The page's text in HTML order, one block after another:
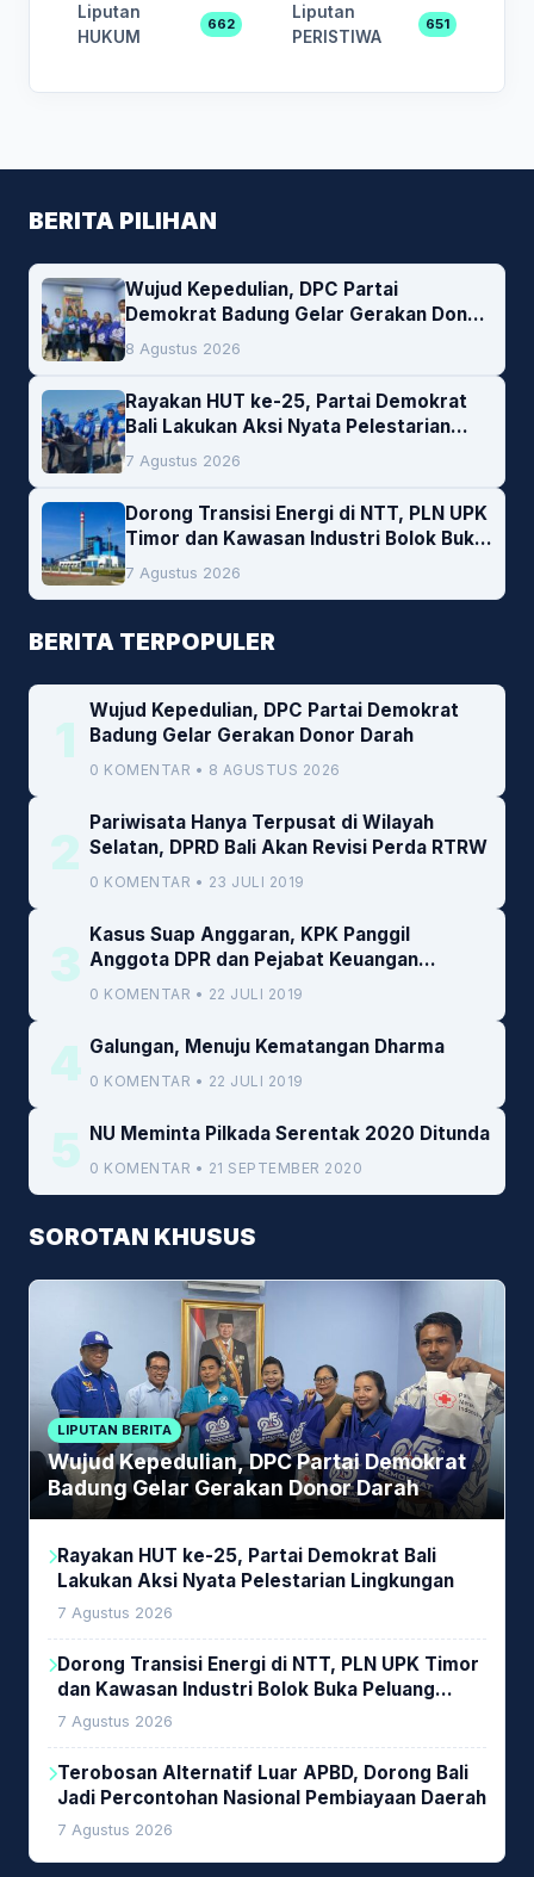
Liputan
HUKUM
662
Liputan
PERISTIWA
651
BERITA PILIHAN
Wujud Kepedulian, DPC Partai
Demokrat Badung Gelar Gerakan Donor
Darah
8 Agustus 2026
Rayakan HUT ke-25, Partai Demokrat
Bali Lakukan Aksi Nyata Pelestarian
Lingkungan
7 Agustus 2026
Dorong Transisi Energi di NTT, PLN UPK
Timor dan Kawasan Industri Bolok Buka
Peluang Investasi Woodchip untuk
Cofiring PLTU Bolok
7 Agustus 2026
BERITA TERPOPULER
1
Wujud Kepedulian, DPC Partai Demokrat
Badung Gelar Gerakan Donor Darah
0 KOMENTAR • 8 AGUSTUS 2026
2
Pariwisata Hanya Terpusat di Wilayah
Selatan, DPRD Bali Akan Revisi Perda RTRW
0 KOMENTAR • 23 JULI 2019
3
Kasus Suap Anggaran, KPK Panggil
Anggota DPR dan Pejabat Keuangan
Kemenkeu
0 KOMENTAR • 22 JULI 2019
4 Galungan, Menuju Kematangan Dharma
0 KOMENTAR • 22 JULI 2019
5 NU Meminta Pilkada Serentak 2020 Ditunda
0 KOMENTAR • 21 SEPTEMBER 2020
SOROTAN KHUSUS
LIPUTAN BERITA
Wujud Kepedulian, DPC Partai Demokrat
Badung Gelar Gerakan Donor Darah
Rayakan HUT ke-25, Partai Demokrat Bali
Lakukan Aksi Nyata Pelestarian Lingkungan
7 Agustus 2026
Dorong Transisi Energi di NTT, PLN UPK Timor
dan Kawasan Industri Bolok Buka Peluang
Investasi Woodchip untuk Cofiring PLTU Bolok
7 Agustus 2026
Terobosan Alternatif Luar APBD, Dorong Bali
Jadi Percontohan Nasional Pembiayaan Daerah
7 Agustus 2026